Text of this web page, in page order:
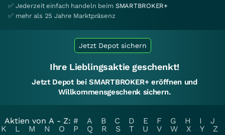
✅ Jederzeit einfach handeln beim SMARTBROKER+
✅ mehr als 25 Jahre Marktpräsenz
Jetzt Depot sichern
Ihre Lieblingsaktie geschenkt!
Jetzt Depot bei SMARTBROKER+ eröffnen und
Willkommensgeschenk sichern.
Aktien von A - Z: # A B C D E F G H I
J
K
L M N O P Q R S T U V W X Y
Z